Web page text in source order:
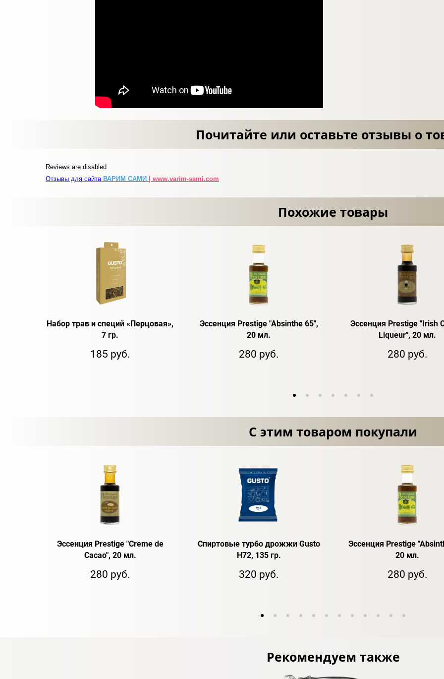
Почитайте или оставьте отзывы о
Reviews are disabled
Отзывы для сайта ВАРИМ САМИ | www.varim-sami.com
Похожие товары
Набор трав и специй «Перцовая»,
7 гр.
185 руб.
Эссенция Prestige "Absinthe 65",
20 мл.
280 руб.
Эссенция Prestige "Irish
Liqueur", 20 мл.
280 руб.
С этим товаром покупали
Эссенция Prestige "Creme de
Cacao", 20 мл.
280 руб.
Спиртовые турбо дрожжи Gusto
H72, 135 гр.
320 руб.
Эссенция Prestige
20 мл.
280 руб.
Рекомендуем также